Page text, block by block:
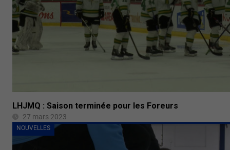
LHJMQ : Saison terminée pour les Foreurs
27 mars 2023
NOUVELLES